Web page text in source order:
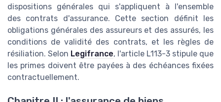
dispositions générales qui s'appliquent à l'ensemble
des contrats d'assurance. Cette section définit les
obligations générales des assureurs et des assurés, les
conditions de validité des contrats, et les règles de
résiliation. Selon Legifrance, l'article L113-3 stipule que
les primes doivent être payées à des échéances fixées
contractuellement.